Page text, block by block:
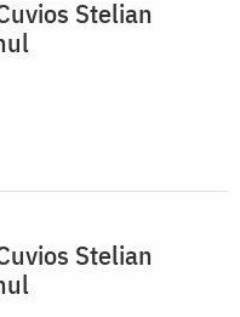
Stelian
Stelian